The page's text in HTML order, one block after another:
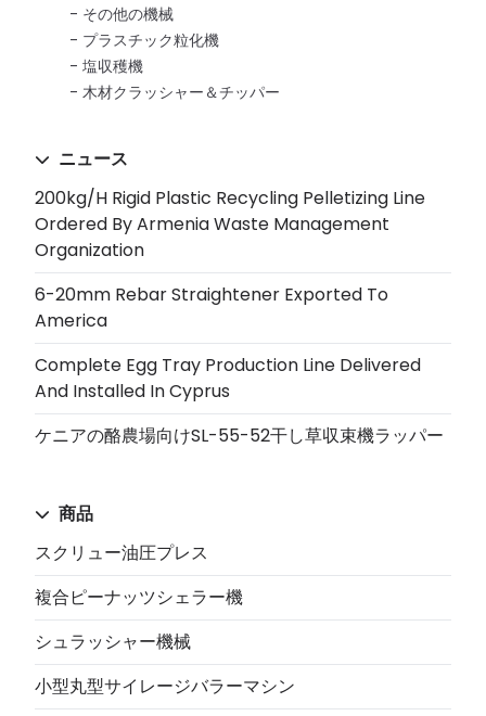
その他の機械
プラスチック粒化機
塩収穫機
木材クラッシャー＆チッパー
ニュース
200kg/h Rigid Plastic Recycling Pelletizing Line
Ordered By Armenia Waste Management
Organization
6-20mm Rebar Straightener Exported To
America
Complete Egg Tray Production Line Delivered
And Installed In Cyprus
ケニアの酪農場向けSL-55-52干し草収束機ラッパー
商品
スクリュー油圧プレス
複合ピーナッツシェラー機
シュラッシャー機械
小型丸型サイレージバラーマシン